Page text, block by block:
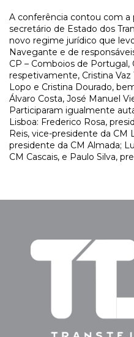
A conferência contou com a
secretário de Estado dos
novo regime jurídico que
Navegante e de
CP – Comboios de Portugal,
respetivamente, Cristina Vaz
Lopo e Cristina Dourado,
Álvaro Costa, José Manuel
Participaram igualmente
Lisboa: Frederico Rosa,
Reis, vice-presidente da CM
presidente da CM Almada;
CM Cascais, e Paulo Silva,